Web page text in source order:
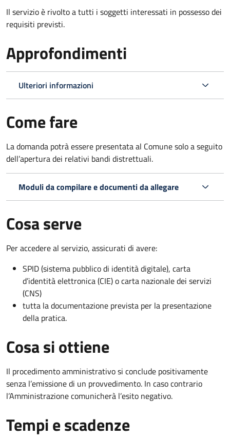
Il servizio è rivolto a tutti i soggetti interessati in possesso dei
requisiti previsti.
Approfondimenti
Ulteriori informazioni
Come fare
La domanda potrà essere presentata al Comune solo a seguito
dell’apertura dei relativi bandi distrettuali.
Moduli da compilare e documenti da allegare
Cosa serve
Per accedere al servizio, assicurati di avere:
SPID (sistema pubblico di identità digitale), carta
d’identità elettronica (CIE) o carta nazionale dei servizi
(CNS)
tutta la documentazione prevista per la presentazione
della pratica.
Cosa si ottiene
Il procedimento amministrativo si conclude positivamente
senza l’emissione di un provvedimento. In caso contrario
l’Amministrazione comunicherà l’esito negativo.
Tempi e scadenze